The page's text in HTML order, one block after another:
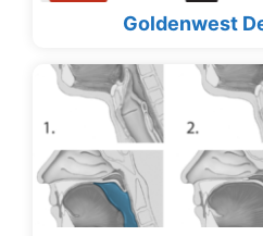
Goldenwest